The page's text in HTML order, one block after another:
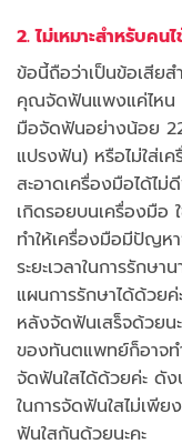
2. ไม่เหมาะสำหรับคน
ข้อนี้ถือว่าเป็นข้อเสีย
คุณจัดฟันแพงแค่ไหน
มือจัดฟันอย่างน้อย 22
แปรงฟัน) หรือไม่ใส่เ
สะอาดเครื่องมือได้ไ
เกิดรอยบนเครื่องมือ
ทำให้เครื่องมือมีปัญห
ระยะเวลาในการรักษ
แผนการรักษาได้ด้วย
หลังจัดฟันเสร็จด้วยนะ
ของทันตแพทย์ก็อาจท
จัดฟันใสได้ด้วยค่ะ ดั
ในการจัดฟันใสไม่เพี
ฟันใสกันด้วยนะคะ